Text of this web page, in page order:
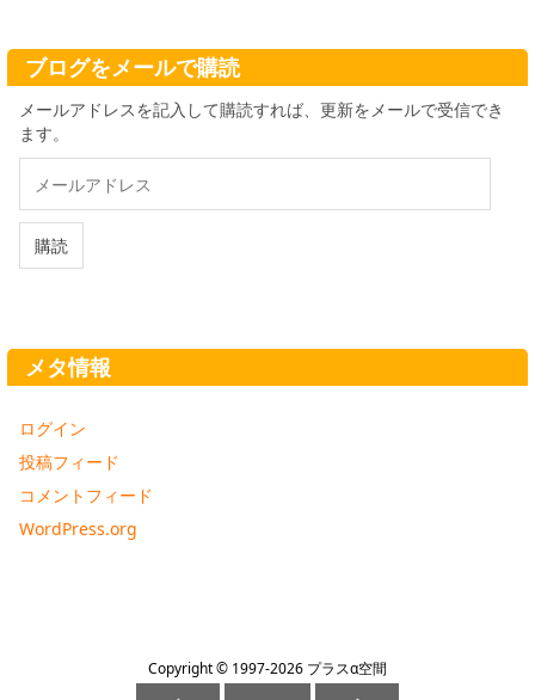
ブ
ブログをメールで購読
メールアドレスを記入して購読すれば、更新をメールで受信でき
ます。
ル
ド
購読
メタ情報
ログイン
投稿フィード
コメントフィード
WordPress.org
Copyright © 1997-2026 プラスα空間